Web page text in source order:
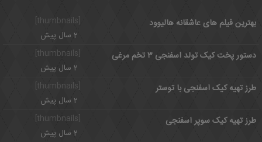
بهترین فیلم های عاشقانه هالیوود
2 سال پیش
[thumbnails]
دستور پخت کیک تولد اسفنجی ۳ تخم مرغی
2 سال پیش
طرز تهیه کیک اسفنجی با توستر
2 سال پیش
[thumbnails]
طرز تهیه کیک سوپر اسفنجی
2 سال پیش